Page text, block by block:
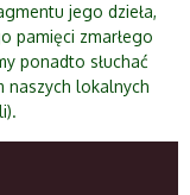
jego dzieła,
pamięci zmarłego
ponadto słuchać
naszych lokalnych